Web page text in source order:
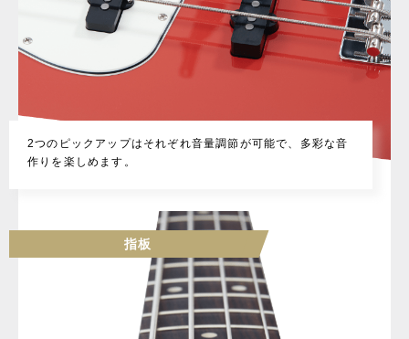
2つのピックアップはそれぞれ音量調節が可能で、多彩な音
作りを楽しめます。
指板